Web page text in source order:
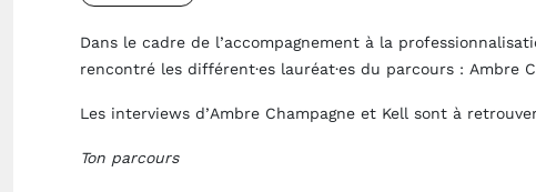
Dans le cadre de l’accompagnement à la
rencontré les différent·es lauréat·es du parcours : Ambre
Les interviews d’Ambre Champagne et Kell sont à
Ton parcours